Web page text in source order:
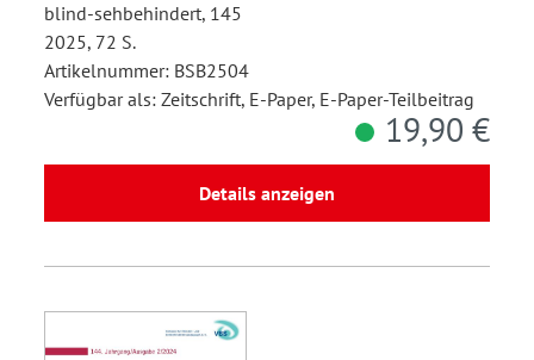
blind-sehbehindert, 145
2025, 72 S.
Artikelnummer: BSB2504
Verfügbar als: Zeitschrift, E-Paper, E-Paper-Teilbeitrag
19,90 €
Details anzeigen